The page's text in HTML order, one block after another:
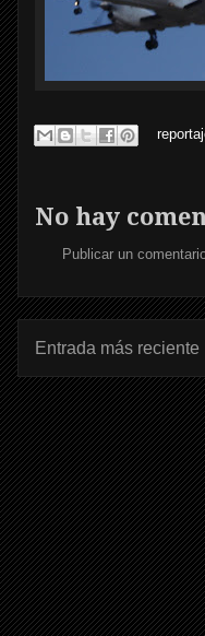
No hay
Publicar un
Entrada más reciente